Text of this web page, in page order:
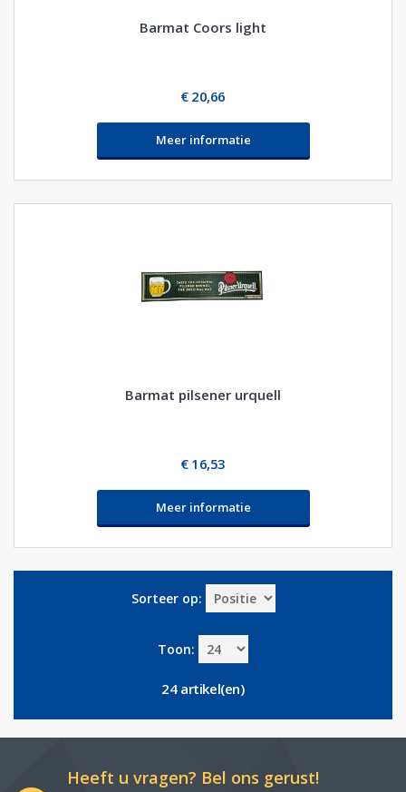
Barmat Coors light
€ 20,66
Meer informatie
Barmat pilsener urquell
€ 16,53
Meer informatie
Sorteer op:
Toon:
24 artikel(en)
Heeft u vragen? Bel ons gerust!